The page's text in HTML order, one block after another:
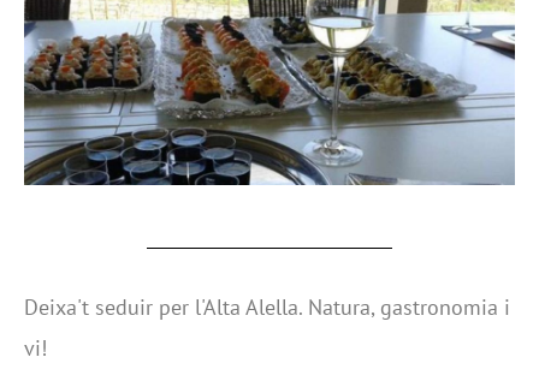
Deixa't seduir per l'Alta Alella. Natura, gastronomia i
vi!